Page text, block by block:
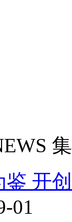
鉴 开
01